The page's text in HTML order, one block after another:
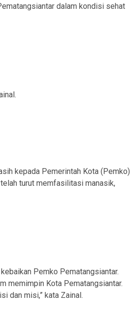
dalam kondisi sehat
kepada Pemerintah Kota (Pemko)
turut memfasilitasi manasik,
Pemko Pematangsiantar.
memimpin Kota Pematangsiantar.
dan misi,” kata Zainal.